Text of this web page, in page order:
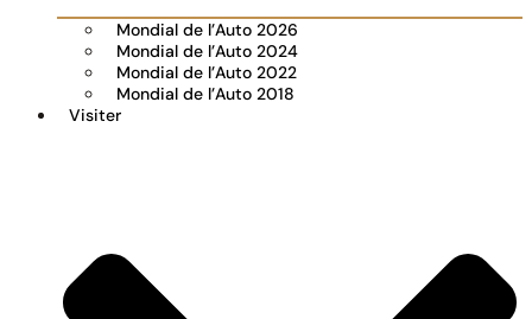
Mondial de l’Auto 2026
Mondial de l’Auto 2024
Mondial de l’Auto 2022
Mondial de l’Auto 2018
Visiter